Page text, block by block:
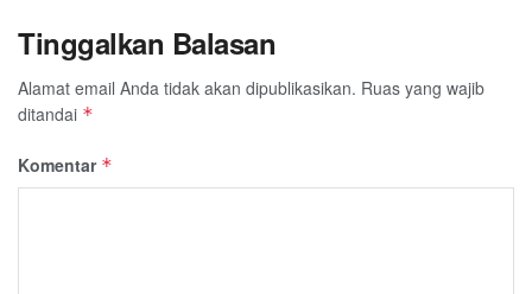
Tinggalkan Balasan
Alamat email Anda tidak akan dipublikasikan. Ruas yang wajib
ditandai *
Komentar *